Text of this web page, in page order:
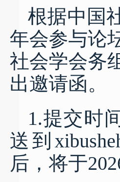
根据中国
年会参与论
社会学会务
出邀请函。
1.提交时
送到
后，将于